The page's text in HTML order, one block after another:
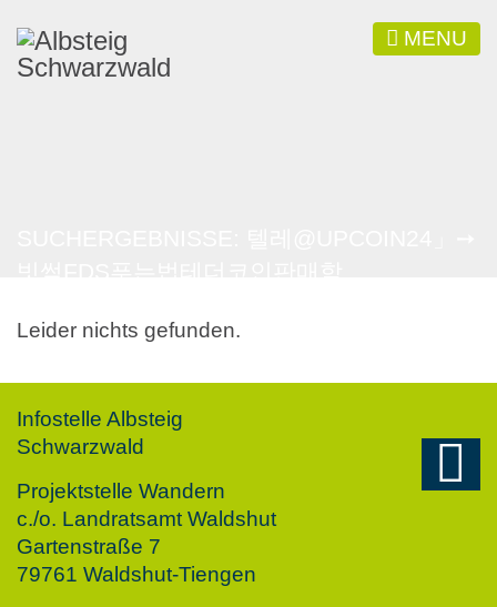
MENU
Leider nichts gefunden.
Infostelle Albsteig
Schwarzwald
Projektstelle Wandern
c./o. Landratsamt Waldshut
Gartenstraße 7
79761 Waldshut-Tiengen